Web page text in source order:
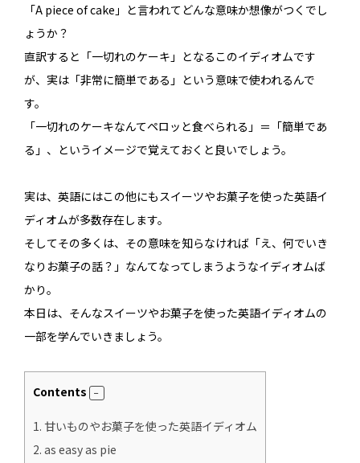
「A piece of cake」と言われてどんな意味か想像がつくでし
ょうか？
直訳すると「一切れのケーキ」となるこのイディオムです
が、実は「非常に簡単である」という意味で使われるんで
す。
「一切れのケーキなんてペロッと食べられる」＝「簡単であ
る」、というイメージで覚えておくと良いでしょう。
実は、英語にはこの他にもスイーツやお菓子を使った英語イ
ディオムが多数存在します。
そしてその多くは、その意味を知らなければ「え、何でいき
なりお菓子の話？」なんてなってしまうようなイディオムば
かり。
本日は、そんなスイーツやお菓子を使った英語イディオムの
一部を学んでいきましょう。
Contents
1. 甘いものやお菓子を使った英語イディオム
2. as easy as pie